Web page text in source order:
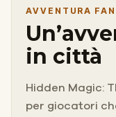
AVVENTURA
in città
Hidden Magic:
per giocatori